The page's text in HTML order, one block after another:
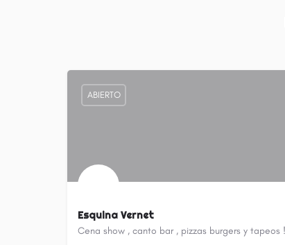
Esquina Vernet
ABIERTO